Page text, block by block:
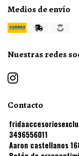
Medios de envío
Nuestras redes
Contacto
3496556011
Aaron castellanos